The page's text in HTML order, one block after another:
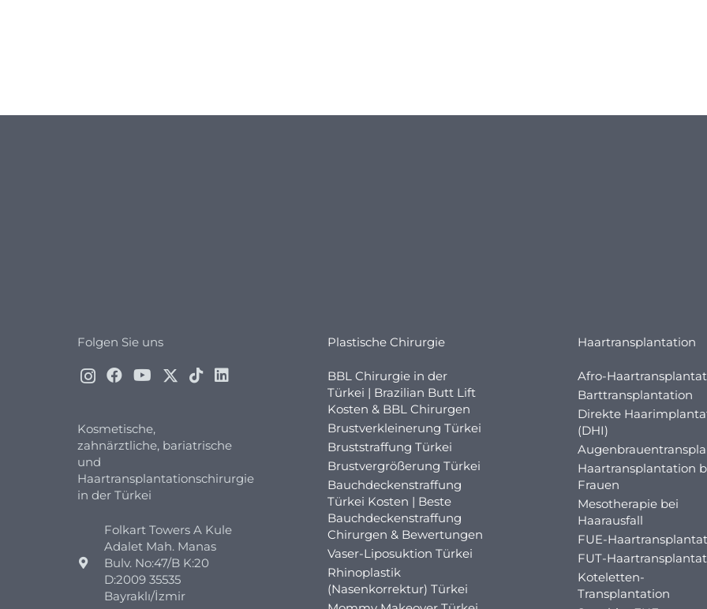
Folgen Sie uns
Kosmetische,
zahnärztliche, bariatrische
und
Haartransplantationschirurgie
in der Türkei
Folkart Towers A Kule
Adalet Mah. Manas
Bulv. No:47/B K:20
D:2009 35535
Bayraklı/İzmir
Plastische Chirurgie
BBL Chirurgie in der
Türkei | Brazilian Butt Lift
Kosten & BBL Chirurgen
Brustverkleinerung Türkei
Bruststraffung Türkei
Brustvergrößerung Türkei
Bauchdeckenstraffung
Türkei Kosten | Beste
Bauchdeckenstraffung
Chirurgen & Bewertungen
Vaser-Liposuktion Türkei
Rhinoplastik
(Nasenkorrektur) Türkei
Haartransplantation
Afro-
Barttransplantation
Direkte
(DHI)
Haartransplantation
Frauen
Mesotherapie bei
Haarausfall
FUE-
FUT-
Koteletten-
Transplantation